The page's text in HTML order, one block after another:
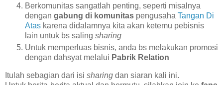
Berkomunitas sangatlah penting, seperti misalnya
dengan gabung di komunitas pengusaha Tangan Di
Atas karena didalamnya kita akan ketemu pebisnis
lain untuk bs saling sharing
Untuk memperluas bisnis, anda bs melakukan promosi
dengan dahsyat melalui Pabrik Relation
Itulah sebagian dari isi sharing dan siaran kali ini.